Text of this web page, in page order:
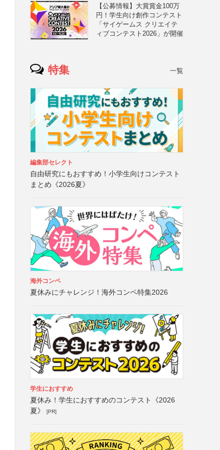
【公募情報】大賞賞金100万
円！学生向け創作コンテスト
「サイゲームス クリエイテ
ィブコンテスト2026」が開催
特集 一覧
編集部セレクト
自由研究にもおすすめ！小学生向けコンテスト
まとめ《2026夏》
海外コンペ
夏休みにチャレンジ！海外コンペ特集2026
学生におすすめ
夏休み！学生におすすめのコンテスト《2026
夏》
[PR]